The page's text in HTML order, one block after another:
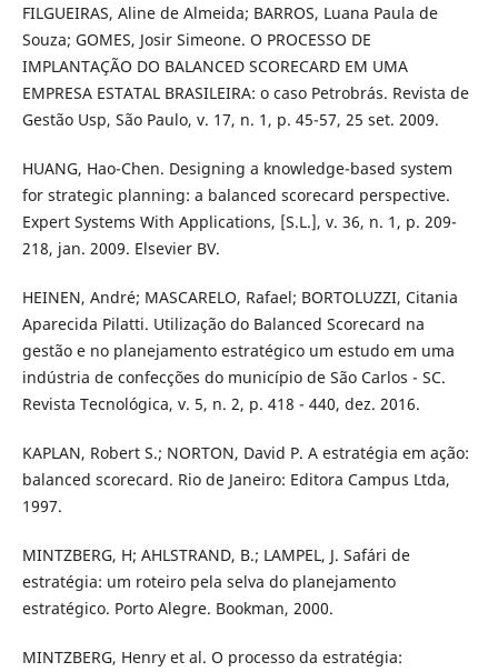
FILGUEIRAS, Aline de Almeida; BARROS, Luana Paula de
Souza; GOMES, Josir Simeone. O PROCESSO DE
IMPLANTAÇÃO DO BALANCED SCORECARD EM UMA
EMPRESA ESTATAL BRASILEIRA: o caso Petrobrás. Revista de
Gestão Usp, São Paulo, v. 17, n. 1, p. 45-57, 25 set. 2009.
HUANG, Hao-Chen. Designing a knowledge-based system
for strategic planning: a balanced scorecard perspective.
Expert Systems With Applications, [S.L.], v. 36, n. 1, p. 209-
218, jan. 2009. Elsevier BV.
HEINEN, André; MASCARELO, Rafael; BORTOLUZZI, Citania
Aparecida Pilatti. Utilização do Balanced Scorecard na
gestão e no planejamento estratégico um estudo em uma
indústria de confecções do município de São Carlos - SC.
Revista Tecnológica, v. 5, n. 2, p. 418 - 440, dez. 2016.
KAPLAN, Robert S.; NORTON, David P. A estratégia em ação:
balanced scorecard. Rio de Janeiro: Editora Campus Ltda,
1997.
MINTZBERG, H; AHLSTRAND, B.; LAMPEL, J. Safári de
estratégia: um roteiro pela selva do planejamento
estratégico. Porto Alegre. Bookman, 2000.
MINTZBERG, Henry et al. O processo da estratégia: